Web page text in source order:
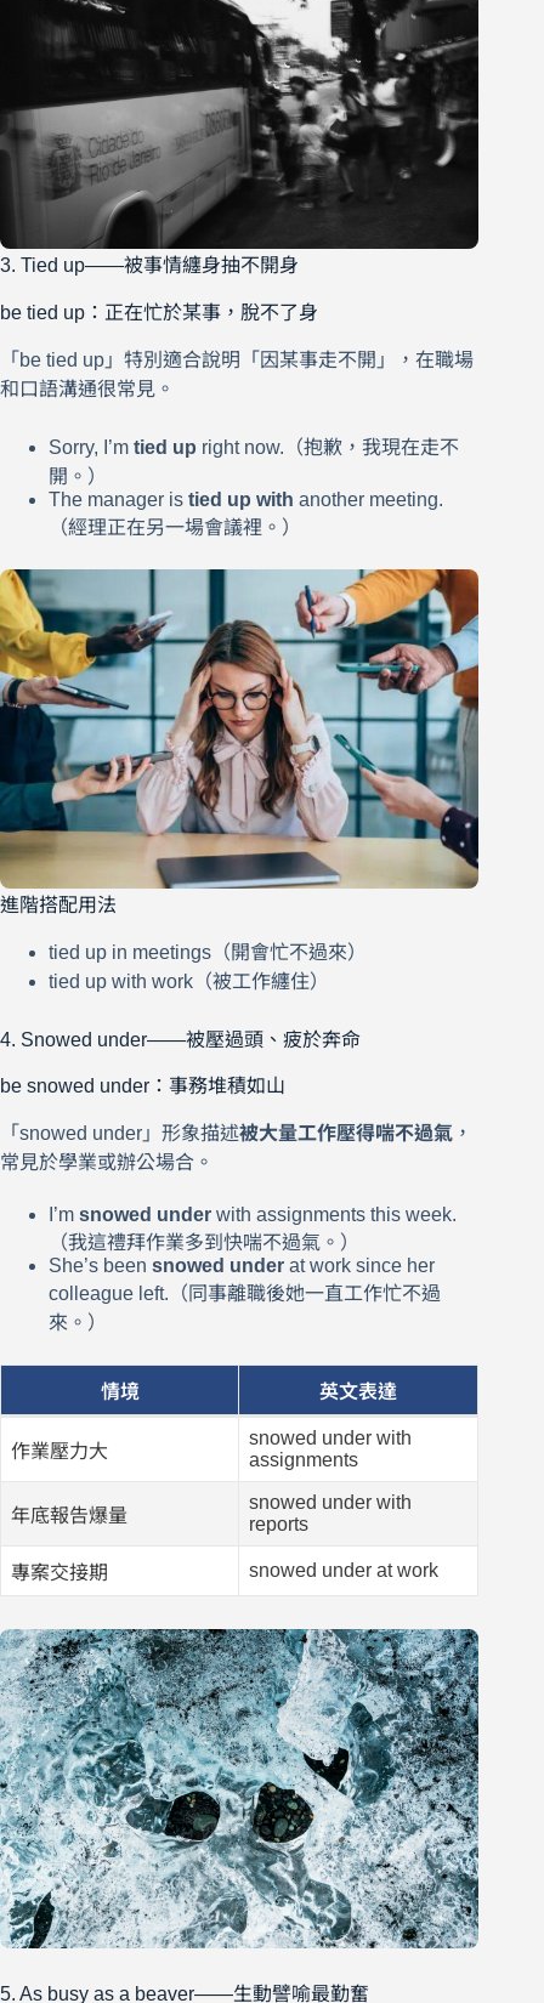
3. Tied up——被事情纏身抽不開身
be tied up：正在忙於某事，脫不了身
「be tied up」特別適合說明「因某事走不開」，在職場
和口語溝通很常見。
Sorry, I’m tied up right now.（抱歉，我現在走不
開。）
The manager is tied up with another meeting.
（經理正在另一場會議裡。）
進階搭配用法
tied up in meetings（開會忙不過來）
tied up with work（被工作纏住）
4. Snowed under——被壓過頭、疲於奔命
be snowed under：事務堆積如山
「snowed under」形象描述被大量工作壓得喘不過氣 ，
常見於學業或辦公場合。
I’m snowed under with assignments this week.
（我這禮拜作業多到快喘不過氣。）
She’s been snowed under at work since her
colleague left.（同事離職後她一直工作忙不過
來。）
情境 英文表達
作業壓力大
snowed under with
assignments
年底報告爆量
snowed under with
reports
專案交接期 snowed under at work
5. As busy as a beaver——生動譬喻最勤奮